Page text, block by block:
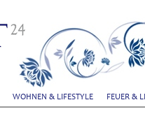
WOHNEN & LIFESTYLE FEUER &